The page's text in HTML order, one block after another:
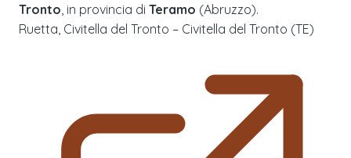
Tronto , in provincia di Teramo (Abruzzo).
Ruetta, Civitella del Tronto – Civitella del Tronto (TE)